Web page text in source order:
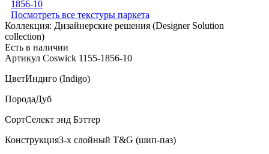
Посмотреть все текстуры паркета
Коллекция: Дизайнерские решения (Designer Solution
collection)
Есть в наличии
Артикул Coswick 1155-1856-10
ЦветИндиго (Indigo)
ПородаДуб
СортСелект энд Бэттер
Конструкция3-х слойный T&G (шип-паз)